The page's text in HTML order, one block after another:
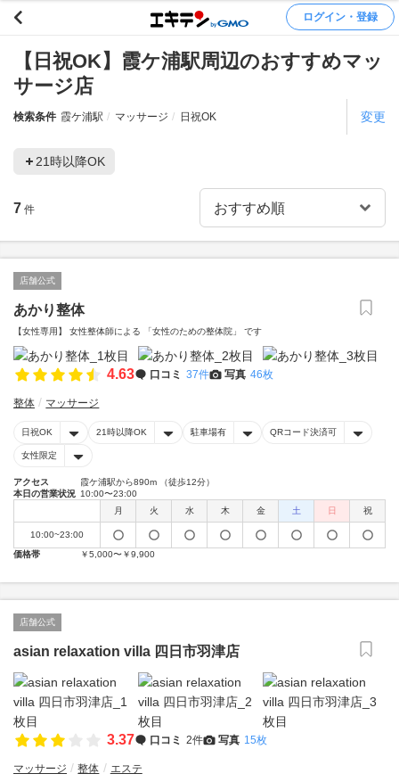
ログイン・登録
【日祝OK】霞ケ浦駅周辺のおすすめマッ
サージ店
検索条件 霞ケ浦駅 マッサージ 日祝OK 変更
21時以降OK
7 件
店舗公式
あかり整体
【女性専用】 女性整体師による 「女性のための整体院」 です
4.63 口コミ 37件 写真 46枚
整体 マッサージ
日祝OK 21時以降OK 駐車場有 QRコード決済可
女性限定
アクセス
霞ケ浦駅から890m （徒歩12分）
本日の営業状況 10:00〜23:00
月
火 水 木 金 土 日 祝
10:00~23:00
価格帯
￥5,000〜￥9,900
店舗公式
asian relaxation villa 四日市羽津店
3.37 口コミ 2件 写真 15枚
マッサージ 整体 エステ